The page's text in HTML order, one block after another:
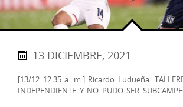
13 DICIEMBRE, 2021
[13/12 12:35 a. m.] Ricardo Ludueña:
INDEPENDIENTE Y NO PUDO SER